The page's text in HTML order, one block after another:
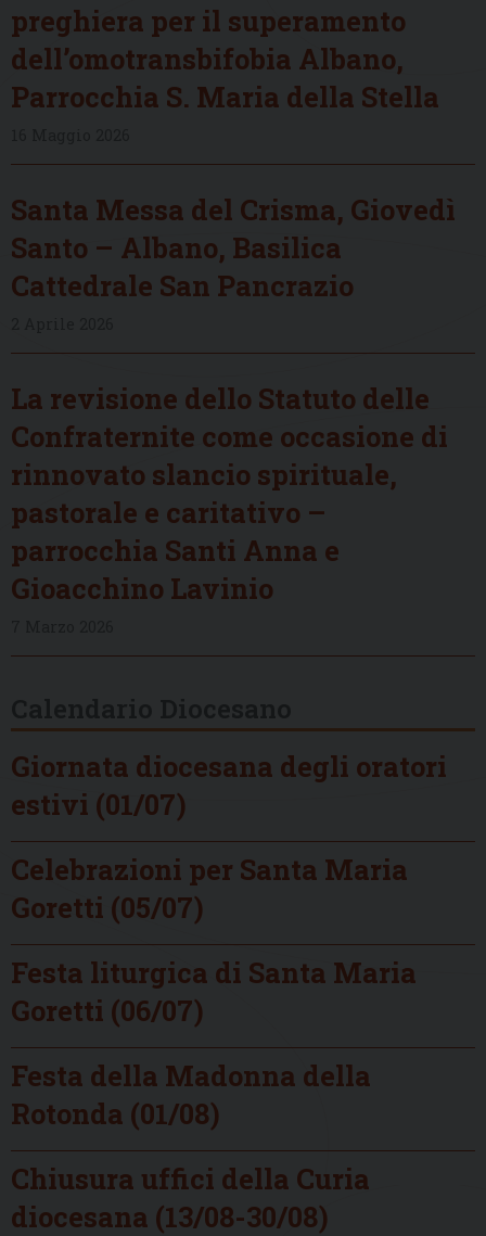
preghiera per il superamento
dell’omotransbifobia Albano,
Parrocchia S. Maria della Stella
Santa Messa del Crisma, Giovedì
Santo – Albano, Basilica
Cattedrale San Pancrazio
La revisione dello Statuto delle
Confraternite come occasione di
rinnovato slancio spirituale,
pastorale e caritativo –
parrocchia Santi Anna e
Gioacchino Lavinio
Giornata diocesana degli oratori
estivi (01/07)
Celebrazioni per Santa Maria
Goretti (05/07)
Festa liturgica di Santa Maria
Goretti (06/07)
Festa della Madonna della
Rotonda (01/08)
Chiusura uffici della Curia
diocesana (13/08-30/08)